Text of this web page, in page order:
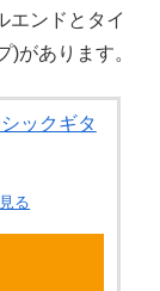
エンドとタイ
があります。
ックギタ
る